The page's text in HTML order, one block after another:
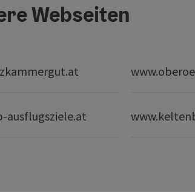
Webseiten
ausflugsziele.at